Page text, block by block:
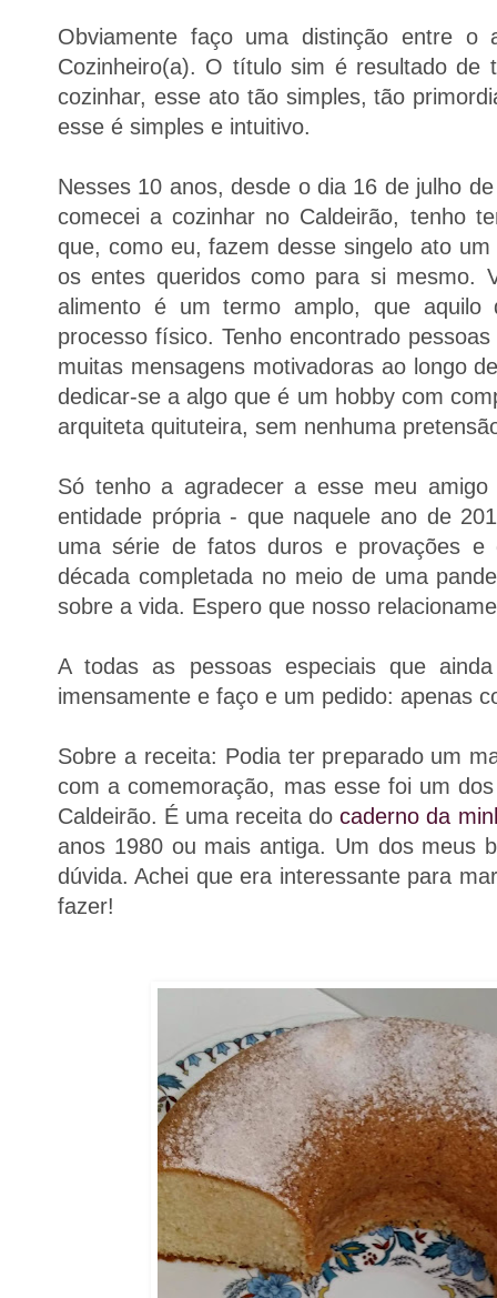
Obviamente faço uma distinção entre
Cozinheiro(a). O título sim é resultado de
cozinhar, esse ato tão simples, tão
esse é simples e intuitivo.
Nesses 10 anos, desde o dia 16 de julho
comecei a cozinhar no Caldeirão, tenho
que, como eu, fazem desse singelo ato
os entes queridos como para si mesmo.
alimento é um termo amplo, que
processo físico. Tenho encontrado
muitas mensagens motivadoras ao longo
dedicar-se a algo que é um hobby com
arquiteta quituteira, sem nenhuma
Só tenho a agradecer a esse meu
entidade própria - que naquele ano de
uma série de fatos duros e provações e
década completada no meio de uma
sobre a vida. Espero que nosso
A todas as pessoas especiais que
imensamente e faço e um pedido: apenas
Sobre a receita: Podia ter preparado um
com a comemoração, mas esse foi um
Caldeirão. É uma receita docaderno da
anos 1980 ou mais antiga. Um dos meus
dúvida. Achei que era interessante para
fazer!